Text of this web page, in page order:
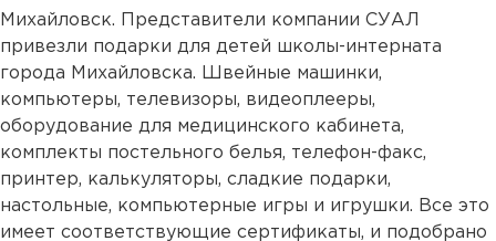
Михайловск. Представители компании СУАЛ
привезли подарки для детей школы-интерната
города Михайловска. Швейные машинки,
компьютеры, телевизоры, видеоплееры,
оборудование для медицинского кабинета,
комплекты постельного белья, телефон-факс,
принтер, калькуляторы, сладкие подарки,
настольные, компьютерные игры и игрушки. Все это
имеет соответствующие сертификаты, и подобрано